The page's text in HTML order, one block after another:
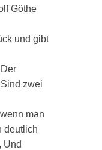
Göthe
und gibt
zwei
man
deutlich
Und